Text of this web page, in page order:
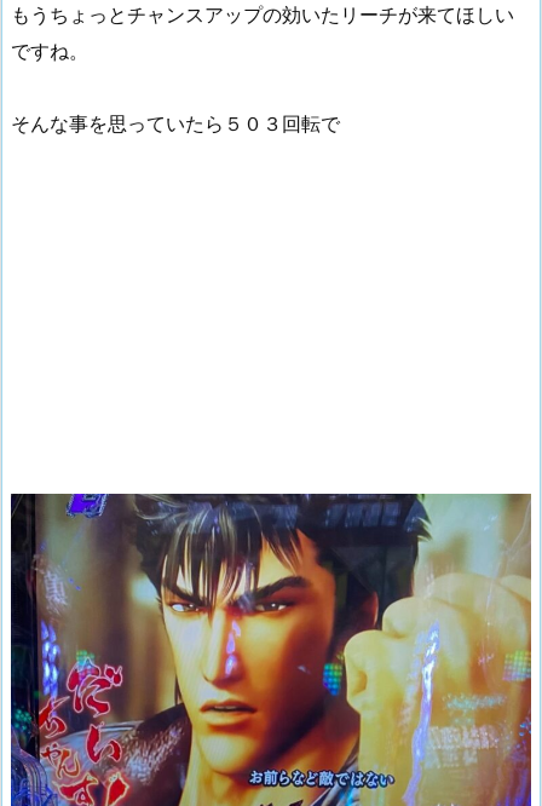
もうちょっとチャンスアップの効いたリーチが来てほしい
ですね。
そんな事を思っていたら５０３回転で